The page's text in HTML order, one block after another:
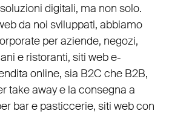
digitali, ma non solo.
da noi sviluppati, abbiamo
peraziende, negozi,
e ristoranti, siti web e-
online, sia B2C che B2B,
take awaye la consegna a
bare pasticcerie, siti web con